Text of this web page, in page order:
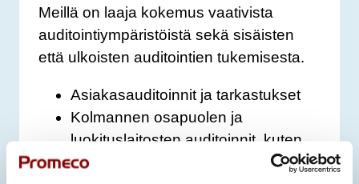
Meillä on laaja kokemus vaativista
auditointiympäristöistä sekä sisäisten
että ulkoisten auditointien tukemisesta.
Asiakasauditoinnit ja tarkastukset
Kolmannen osapuolen ja
luokituslaitosten auditoinnit, kuten
DNV ja Bureau Veritas